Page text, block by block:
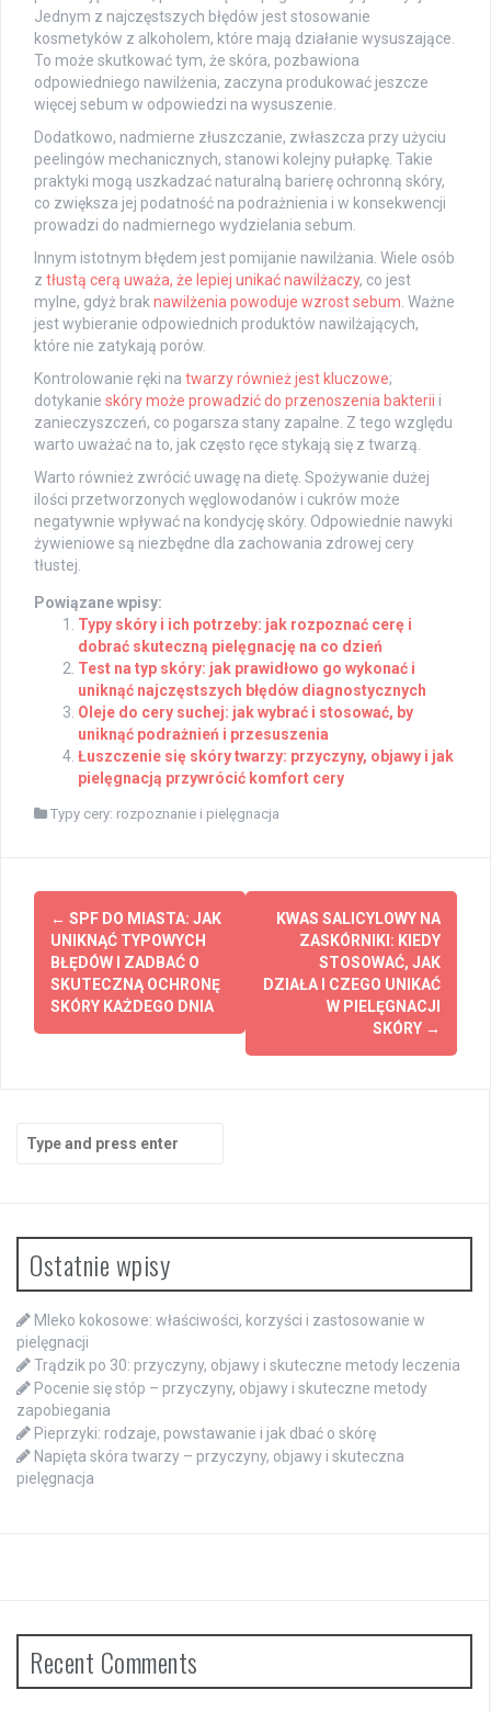
Jednym z najczęstszych błędów jest stosowanie
kosmetyków z alkoholem, które mają działanie wysuszające.
To może skutkować tym, że skóra, pozbawiona
odpowiedniego nawilżenia, zaczyna produkować jeszcze
więcej sebum w odpowiedzi na wysuszenie.
Dodatkowo, nadmierne złuszczanie, zwłaszcza przy użyciu
peelingów mechanicznych, stanowi kolejny pułapkę. Takie
praktyki mogą uszkadzać naturalną barierę ochronną skóry,
co zwiększa jej podatność na podrażnienia i w konsekwencji
prowadzi do nadmiernego wydzielania sebum.
Innym istotnym błędem jest pomijanie nawilżania. Wiele osób
z tłustą cerą uważa, że lepiej unikać nawilżaczy, co jest
mylne, gdyż braknawilżenia powoduje wzrost sebum. Ważne
jest wybieranie odpowiednich produktów nawilżających,
które nie zatykają porów.
Kontrolowanie ręki na twarzy również jest kluczowe;
dotykanie skóry może prowadzić do przenoszenia bakterii i
zanieczyszczeń, co pogarsza stany zapalne. Z tego względu
warto uważać na to, jak często ręce stykają się z twarzą.
Warto również zwrócić uwagę na dietę. Spożywanie dużej
ilości przetworzonych węglowodanów i cukrów może
negatywnie wpływać na kondycję skóry. Odpowiednie nawyki
żywieniowe są niezbędne dla zachowania zdrowej cery
tłustej.
Powiązane wpisy:
Typy skóry i ich potrzeby: jak rozpoznać cerę i
dobrać skuteczną pielęgnację na co dzień
Test na typ skóry: jak prawidłowo go wykonać i
uniknąć najczęstszych błędów diagnostycznych
Oleje do cery suchej: jak wybrać i stosować, by
uniknąć podrażnień i przesuszenia
Łuszczenie się skóry twarzy: przyczyny, objawy i jak
pielęgnacją przywrócić komfort cery
Typy cery: rozpoznanie i pielęgnacja
Post
navigation
← SPF DO MIASTA: JAK
UNIKNĄĆ TYPOWYCH
BŁĘDÓW I ZADBAĆ O
SKUTECZNĄ OCHRONĘ
SKÓRY KAŻDEGO DNIA
KWAS SALICYLOWY NA
ZASKÓRNIKI: KIEDY
STOSOWAĆ, JAK
DZIAŁA I CZEGO UNIKAĆ
W PIELĘGNACJI
SKÓRY →
Search
for:
Ostatnie wpisy
Mleko kokosowe: właściwości, korzyści i zastosowanie w
pielęgnacji
Trądzik po 30: przyczyny, objawy i skuteczne metody leczenia
Pocenie się stóp – przyczyny, objawy i skuteczne metody
zapobiegania
Pieprzyki: rodzaje, powstawanie i jak dbać o skórę
Napięta skóra twarzy – przyczyny, objawy i skuteczna
pielęgnacja
Recent Comments